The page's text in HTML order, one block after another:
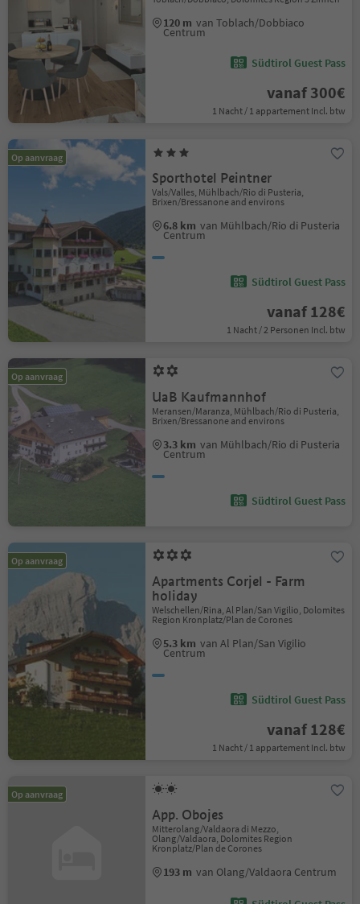
120 m van Toblach/Dobbiaco
Centrum
Südtirol Guest Pass
vanaf 300€
1 Nacht / 1 appartement Incl. btw
Op aanvraag
Sporthotel Peintner
Vals/Valles, Mühlbach/Rio di Pusteria,
Brixen/Bressanone and environs
6.8 km van Mühlbach/Rio di Pusteria
Centrum
Südtirol Guest Pass
vanaf 128€
1 Nacht / 2 Personen Incl. btw
Op aanvraag
UaB Kaufmannhof
Meransen/Maranza, Mühlbach/Rio di Pusteria,
Brixen/Bressanone and environs
3.3 km van Mühlbach/Rio di Pusteria
Centrum
Südtirol Guest Pass
Op aanvraag
Apartments Corjel - Farm
holiday
Welschellen/Rina, Al Plan/San Vigilio, Dolomites
Region Kronplatz/Plan de Corones
5.3 km van Al Plan/San Vigilio
Centrum
Südtirol Guest Pass
vanaf 128€
1 Nacht / 1 appartement Incl. btw
Op aanvraag
App. Obojes
Mitterolang/Valdaora di Mezzo,
Olang/Valdaora, Dolomites Region
Kronplatz/Plan de Corones
193 m van Olang/Valdaora Centrum